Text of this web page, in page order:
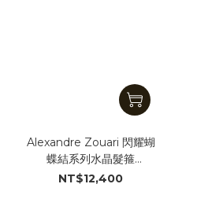
Alexandre Zouari 閃耀蝴
蝶結系列水晶髮箍
(#191435_QQ)
NT$12,400